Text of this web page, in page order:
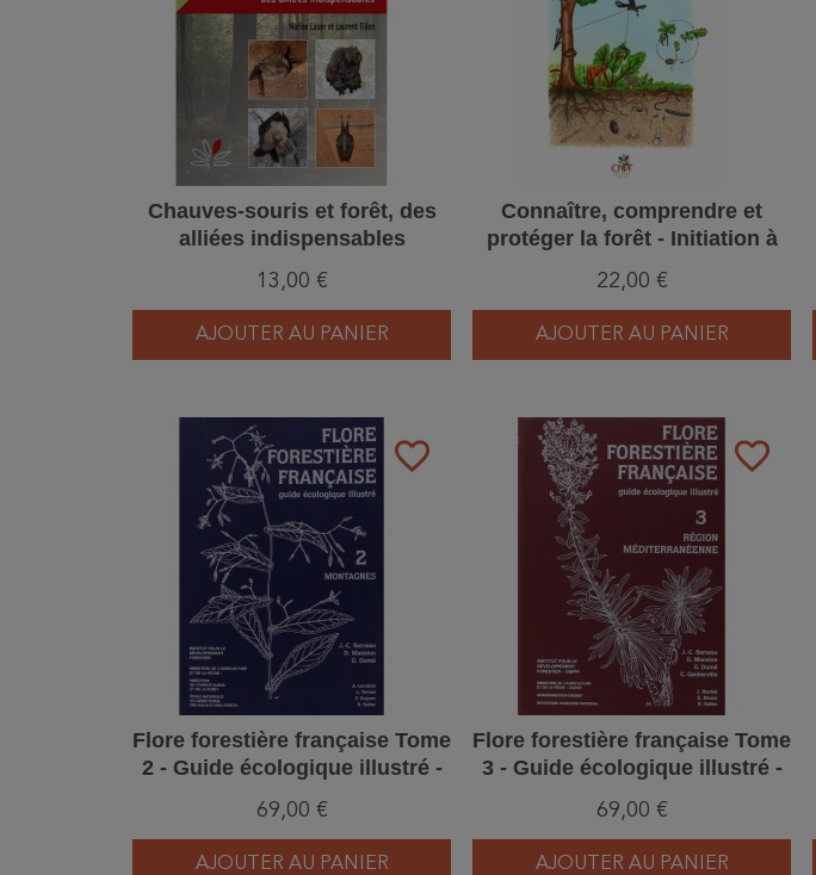
Chauves-souris et forêt, des
alliées indispensables
13,00 €
AJOUTER AU PANIER
Connaître, comprendre et
protéger la forêt - Initiation à
l’écologie forestière
22,00 €
AJOUTER AU PANIER
favorite_border
Flore forestière française Tome
2 - Guide écologique illustré -
69,00 €
AJOUTER AU PANIER
favorite_border
Flore forestière française Tome
3 - Guide écologique illustré -
69,00 €
AJOUTER AU PANIER